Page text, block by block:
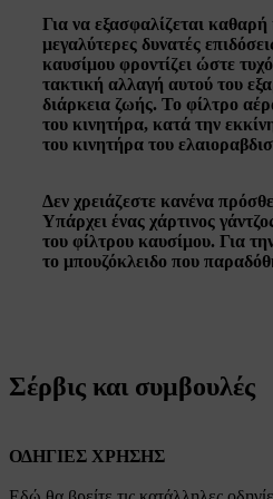
Για να εξασφαλίζεται καθαρή
μεγαλύτερες δυνατές
καυσίμου φροντίζει ώστε
τακτική αλλαγή αυτού του
διάρκεια ζωής. Το φίλτρο
του κινητήρα, κατά την
του κινητήρα του
Δεν χρειάζεστε κανένα
Υπάρχει ένας χάρτινος
του φίλτρου καυσίμου. Για
το μπουζόκλειδο που
Σέρβις και συμβουλές
ΟΔΗΓΙΕΣ ΧΡΗΣΗΣ